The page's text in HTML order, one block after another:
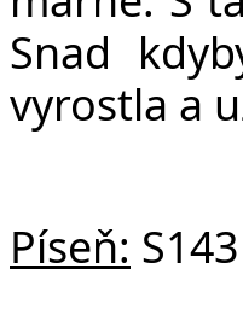
Snad
vyrostla a
Píseň: